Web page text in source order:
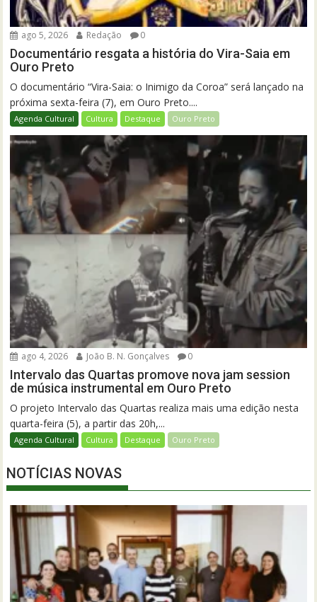
ago 5, 2026 Redação 0
Documentário resgata a história do Vira-Saia em
Ouro Preto
O documentário “Vira-Saia: o Inimigo da Coroa” será lançado na
próxima sexta-feira (7), em Ouro Preto....
Agenda Cultural Cultura Destaque Ouro Preto
ago 4, 2026 João B. N. Gonçalves 0
Intervalo das Quartas promove nova jam session
de música instrumental em Ouro Preto
O projeto Intervalo das Quartas realiza mais uma edição nesta
quarta-feira (5), a partir das 20h,...
Agenda Cultural Cultura Destaque Ouro Preto
NOTÍCIAS NOVAS